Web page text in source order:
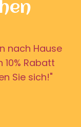
nach Hause
10% Rabatt
Sie sich!"